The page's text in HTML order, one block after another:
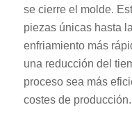
se cierre el molde.
piezas únicas hasta
enfriamiento más
una reducción del
proceso sea más
costes de producción.